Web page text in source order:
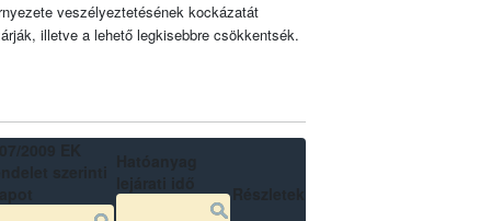
veszélyeztetésének kockázatát
illetve a lehető legkisebbre csökkentsék.